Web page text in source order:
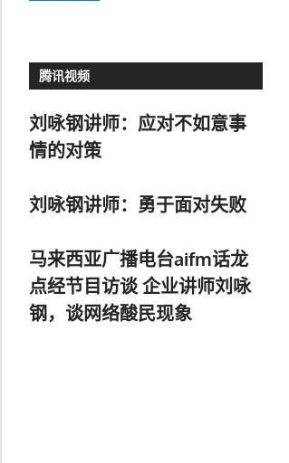
腾讯视频
刘咏钢讲师：应对不如意事
情的对策
刘咏钢讲师：勇于面对失败
马来西亚广播电台aifm话龙
点经节目访谈 企业讲师刘咏
钢，谈网络酸民现象